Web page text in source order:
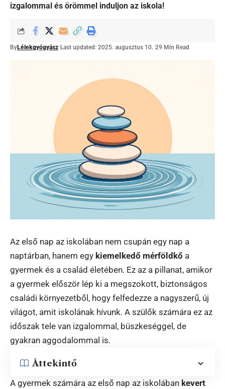
izgalommal és örömmel induljon az iskola!
ByLélekgyógyász Last updated: 2025. augusztus 10. 29 Min Read
Az első nap az iskolában nem csupán egy nap a
naptárban, hanem egy kiemelkedő mérföldkő a
gyermek és a család életében. Ez az a pillanat, amikor
a gyermek először lép ki a megszokott, biztonságos
családi környezetből, hogy felfedezze a nagyszerű, új
világot, amit iskolának hívunk. A szülők számára ez az
időszak tele van izgalommal, büszkeséggel, de
gyakran aggodalommal is.
Áttekintő
A gyermek számára az első nap az iskolában kevert